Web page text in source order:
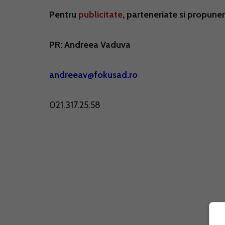
Pentru publicitate, parteneriate si
PR: Andreea Vaduva
andreeav@fokusad.ro
021.317.25.58